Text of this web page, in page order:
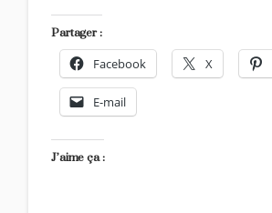
Partager :
Facebook X
E-mail
J’aime ça :